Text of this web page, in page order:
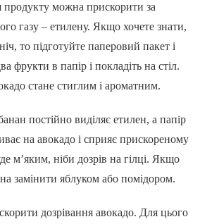
можна прискорити за
газу – етилену. Якщо хочете знати,
то підготуйте паперовий пакет і
фрукти в папір і покладіть на стіл.
стане стиглим і ароматним.
постійно виділяє етилен, а папір
на авокадо і сприяє прискореному
м’яким, ніби дозрів на гілці. Якщо
замінити яблуком або помідором.
дозрівання авокадо. Для цього